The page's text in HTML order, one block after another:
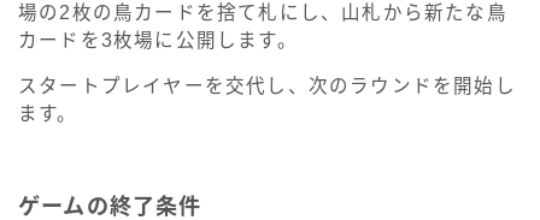
場の2枚の鳥カードを捨て札にし、山札から新たな鳥
カードを3枚場に公開します。
スタートプレイヤーを交代し、次のラウンドを開始し
ます。
ゲームの終了条件